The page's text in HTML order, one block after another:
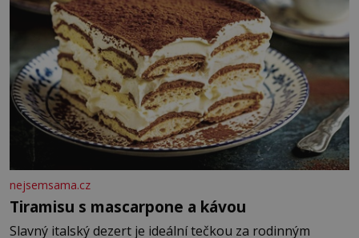
nejsemsama.cz
Tiramisu s mascarpone a kávou
Slavný italský dezert je ideální tečkou za rodinným